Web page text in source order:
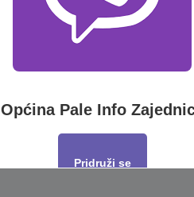
Općina Pale Info
Pridruži se